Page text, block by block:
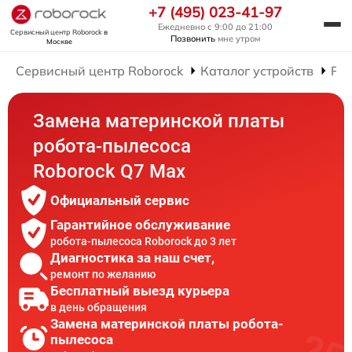
Сервисный центр Roborockв
Москве
+7 (495) 023-41-97
Ежедневно с 9:00 до 21:00
Позвонить мне утром
Сервисный центр Roborock Каталог устройств
Замена материнской платы
робота-пылесоса
Roborock Q7 Max
Официальный сервис
Гарантийное обслуживание
робота-пылесоса Roborock до 3 лет
Диагностика за наш счет,
ремонт по желанию
Бесплатный выезд курьера
в день обращения
Замена материнской платы робота-
пылесоса